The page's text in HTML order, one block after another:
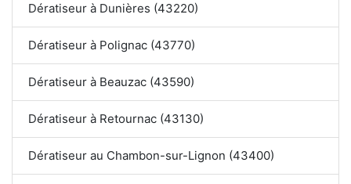
Dératiseur à Dunières (43220)
Dératiseur à Polignac (43770)
Dératiseur à Beauzac (43590)
Dératiseur à Retournac (43130)
Dératiseur au Chambon-sur-Lignon (43400)